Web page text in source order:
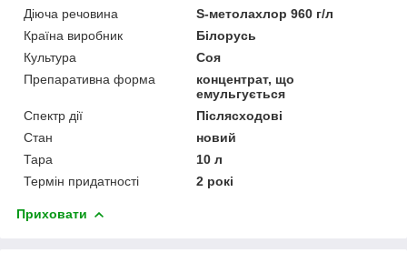
Діюча речовина
S-метолахлор 960 г/л
Країна виробник
Білорусь
Культура
Соя
Препаративна форма
концентрат, що
емульгується
Спектр дії
Післясходові
Стан
новий
Тара
10 л
Термін придатності
2 рокі
Приховати